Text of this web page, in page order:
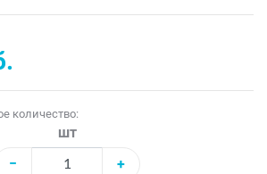
количество:
шт
−
+